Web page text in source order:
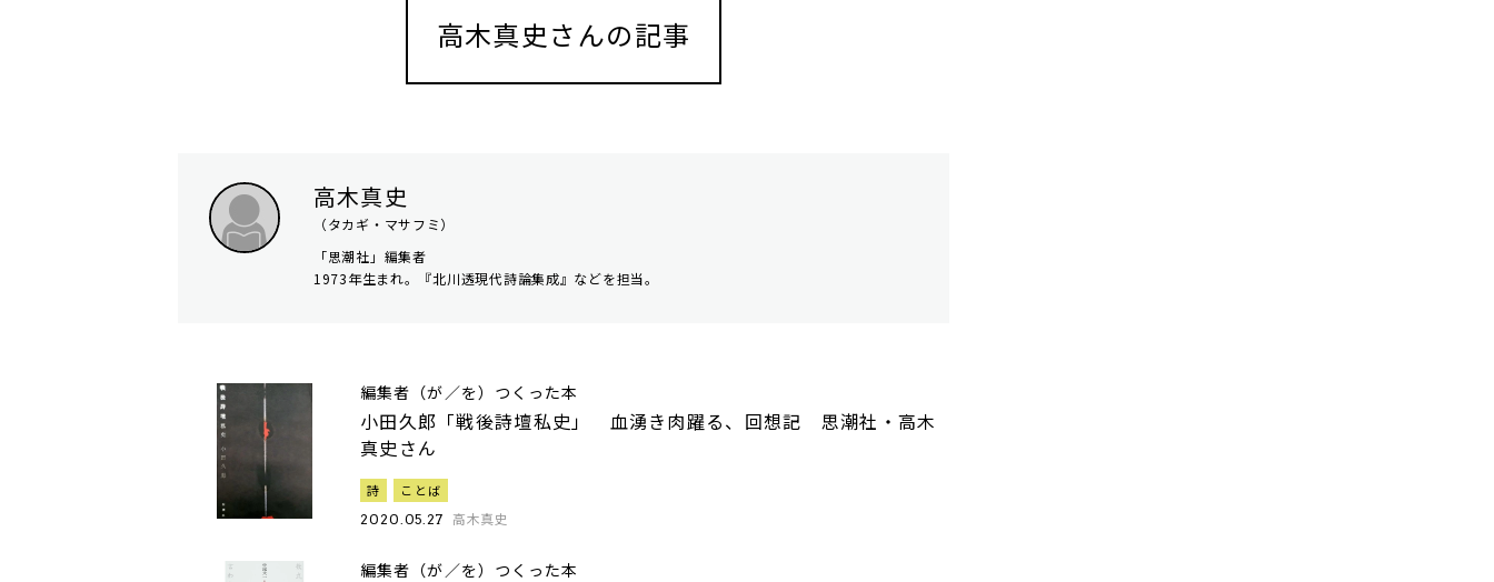
高木真史さんの記事
高木真史
（タカギ・マサフミ）
「思潮社」編集者
1973年生まれ。『北川透現代詩論集成』などを担当。
編集者（が／を）つくった本
小田久郎「戦後詩壇私史」 血湧き肉躍る、回想記 思潮社・高木
真史さん
詩 ことば
2020.05.27 高木真史
編集者（が／を）つくった本